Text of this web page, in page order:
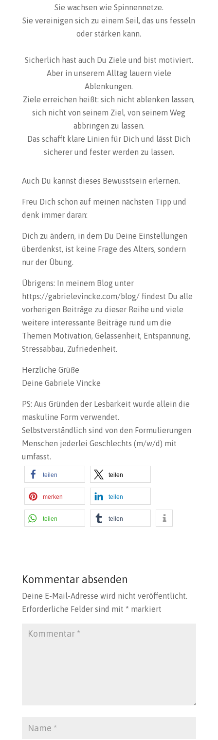
Sie wachsen wie Spinnennetze.
Sie vereinigen sich zu einem Seil, das uns fesseln
oder stärken kann.
Sicherlich hast auch Du Ziele und bist motiviert.
Aber in unserem Alltag lauern viele
Ablenkungen.
Ziele erreichen heißt: sich nicht ablenken lassen,
sich nicht von seinem Ziel, von seinem Weg
abbringen zu lassen.
Das schafft klare Linien für Dich und lässt Dich
sicherer und fester werden zu lassen.
Auch Du kannst dieses Bewusstsein erlernen.
Freu Dich schon auf meinen nächsten Tipp und
denk immer daran:
Dich zu ändern, in dem Du Deine Einstellungen
überdenkst, ist keine Frage des Alters, sondern
nur der Übung.
Übrigens: In meinem Blog unter
https://gabrielevincke.com/blog/ findest Du alle
vorherigen Beiträge zu dieser Reihe und viele
weitere interessante Beiträge rund um die
Themen Motivation, Gelassenheit, Entspannung,
Stressabbau, Zufriedenheit.
Herzliche Grüße
Deine Gabriele Vincke
PS: Aus Gründen der Lesbarkeit wurde allein die
maskuline Form verwendet.
Selbstverständlich sind von den Formulierungen
Menschen jederlei Geschlechts (m/w/d) mit
umfasst.
teilen teilen
merken teilen
teilen teilen
Kommentar absenden
Deine E-Mail-Adresse wird nicht veröffentlicht.
Erforderliche Felder sind mit * markiert